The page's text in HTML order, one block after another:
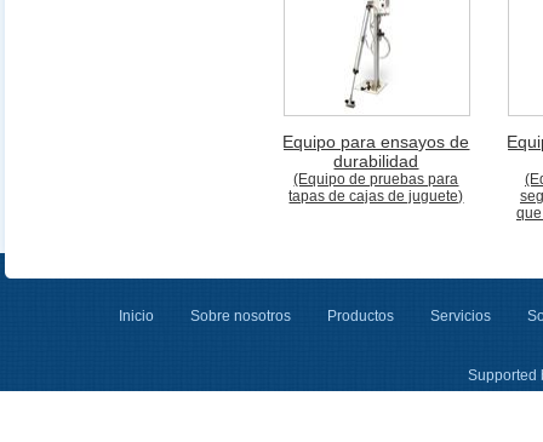
Equipo para ensayos de
durabilidad
(Equipo de pruebas para
tapas de cajas de juguete)
Inicio Sobre nosotros Productos Servicios
Supported